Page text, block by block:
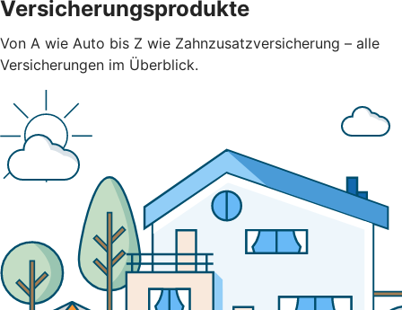
Versicherungsprodukte
Von A wie Auto bis Z wie Zahnzusatzversicherung – alle
Versicherungen im Überblick.